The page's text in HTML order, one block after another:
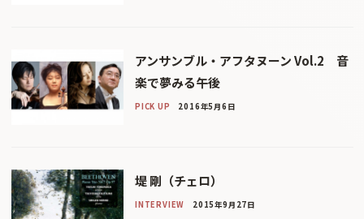
アンサンブル・アフタヌーン Vol.2 音
楽で夢みる午後
PICK UP 2016年5月6日
堤 剛（チェロ）
INTERVIEW 2015年9月27日